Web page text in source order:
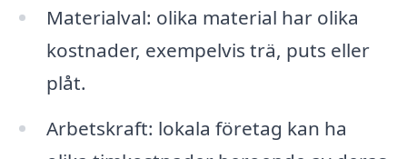
Materialval: olika material har olika
kostnader, exempelvis trä, puts eller
plåt.
Arbetskraft: lokala företag kan ha